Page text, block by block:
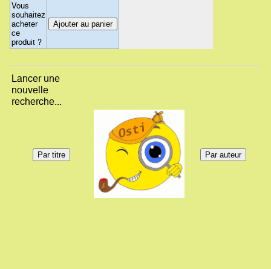
Vous
souhaitez
acheter
ce
produit ?
Lancer une
nouvelle
recherche...